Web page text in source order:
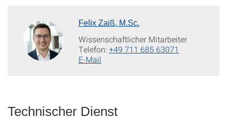
Felix Zaiß, M.Sc.
Wissenschaftlicher Mitarbeiter
Telefon:+49 711 685 63071
E-Mail
Technischer Dienst